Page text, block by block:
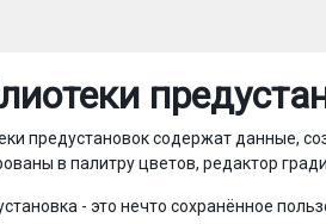
предустановок содержат данные,
в палитру цветов, редактор
- это нечто сохранённое